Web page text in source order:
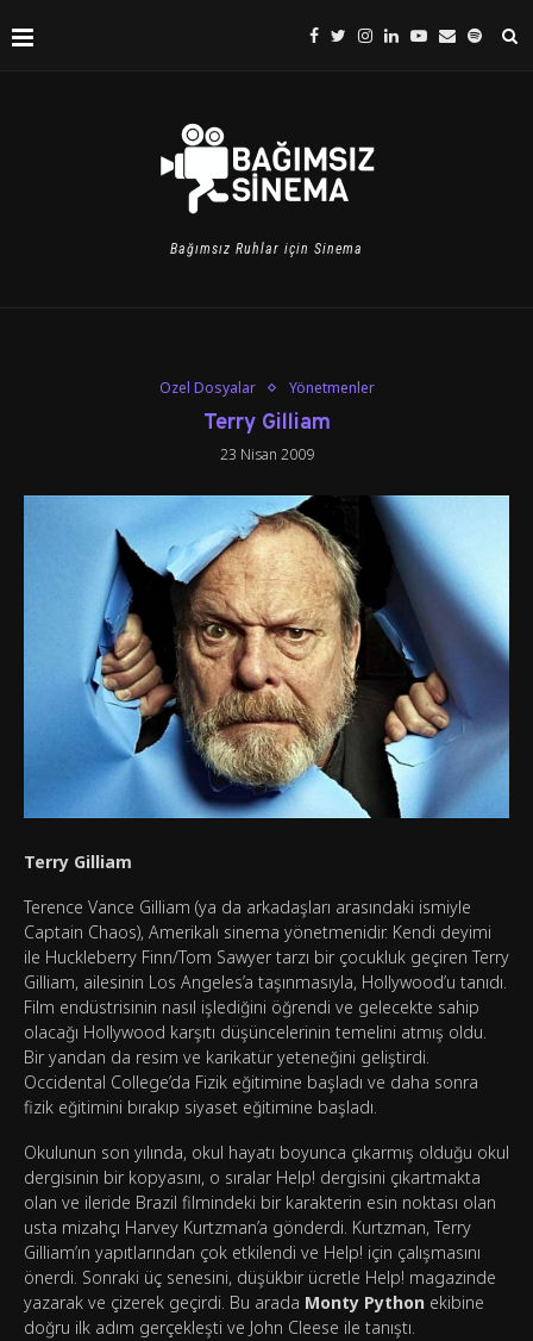
Bağımsız Ruhlar için Sinema
Özel Dosyalar Yönetmenler
Terry Gilliam
23 Nisan 2009
Terry Gilliam
Terence Vance Gilliam (ya da arkadaşları arasındaki ismiyle
Captain Chaos), Amerikalı sinema yönetmenidir. Kendi deyimi
ile Huckleberry Finn/Tom Sawyer tarzı bir çocukluk geçiren Terry
Gilliam, ailesinin Los Angeles’a taşınmasıyla, Hollywood’u tanıdı.
Film endüstrisinin nasıl işlediğini öğrendi ve gelecekte sahip
olacağı Hollywood karşıtı düşüncelerinin temelini atmış oldu.
Bir yandan da resim ve karikatür yeteneğini geliştirdi.
Occidental College’da Fizik eğitimine başladı ve daha sonra
fizik eğitimini bırakıp siyaset eğitimine başladı.
Okulunun son yılında, okul hayatı boyunca çıkarmış olduğu okul
dergisinin bir kopyasını, o sıralar Help! dergisini çıkartmakta
olan ve ileride Brazil filmindeki bir karakterin esin noktası olan
usta mizahçı Harvey Kurtzman’a gönderdi. Kurtzman, Terry
Gilliam’ın yapıtlarından çok etkilendi ve Help! için çalışmasını
önerdi. Sonraki üç senesini, düşükbir ücretle Help! magazinde
yazarak ve çizerek geçirdi. Bu arada Monty Python ekibine
doğru ilk adım gerçekleşti ve John Cleese ile tanıştı.